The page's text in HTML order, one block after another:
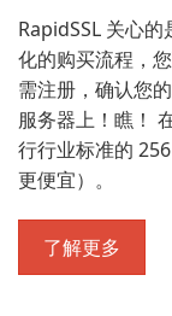
RapidSSL 关心
化的购买流程，
需注册，确认您
服务器上！瞧！
行行业标准的
更便宜）。
了解更多